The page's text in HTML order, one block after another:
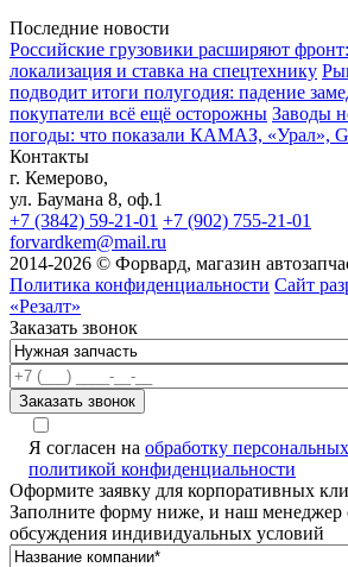
Последние новости
Российские грузовики расширяют
локализация и ставка на спецтехнику
подводит итоги полугодия: падение
покупатели всё ещё осторожны Заводы
погоды: что показали КАМАЗ, «Урал»,
Контакты
г. Кемерово,
ул. Баумана 8, оф.1
+7 (3842) 59-21-01 +7 (902) 755-21-01
forvardkem@mail.ru
2014-2026 © Форвард, магазин
Политика конфиденциальности Сайт
«Резалт»
Заказать звонок
Я согласен на обработку
политикой конфиденциальности
Оформите заявку для корпоративных
Заполните форму ниже, и наш менеджер
обсуждения индивидуальных условий